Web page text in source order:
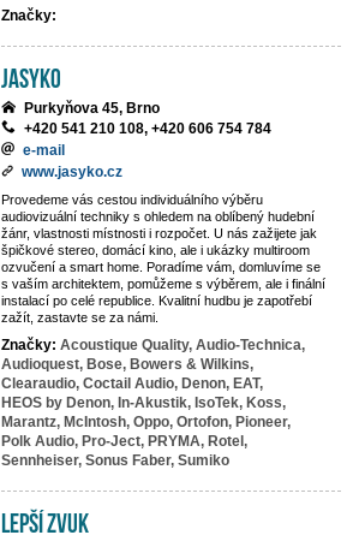
Značky:
JASYKO
Purkyňova 45, Brno
+420 541 210 108, +420 606 754 784
e-mail
www.jasyko.cz
Provedeme vás cestou individuálního výběru
audiovizuální techniky s ohledem na oblíbený hudební
žánr, vlastnosti místnosti i rozpočet. U nás zažijete jak
špičkové stereo, domácí kino, ale i ukázky multiroom
ozvučení a smart home. Poradíme vám, domluvíme se
s vaším architektem, pomůžeme s výběrem, ale i finální
instalací po celé republice. Kvalitní hudbu je zapotřebí
zažít, zastavte se za námi.
Značky: Acoustique Quality, Audio-Technica,
Audioquest, Bose, Bowers & Wilkins,
Clearaudio, Coctail Audio, Denon, EAT,
HEOS by Denon, In-Akustik, IsoTek, Koss,
Marantz, McIntosh, Oppo, Ortofon, Pioneer,
Polk Audio, Pro-Ject, PRYMA, Rotel,
Sennheiser, Sonus Faber, Sumiko
LEPŠÍ ZVUK